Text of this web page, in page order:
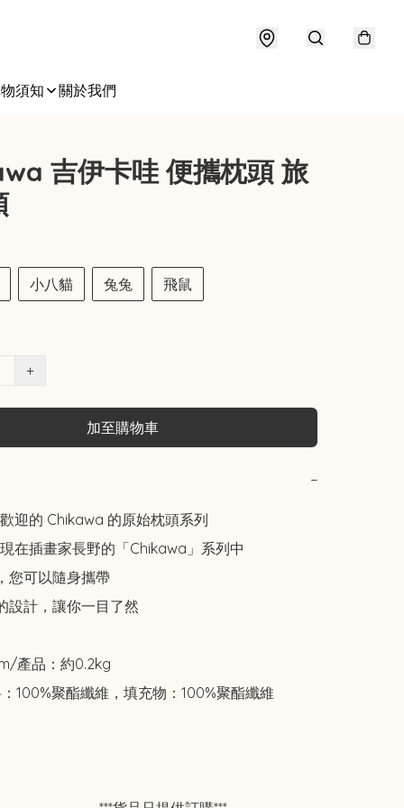
須知 關於我們
吉伊卡哇 便攜枕頭 旅
小八貓 兔兔 飛鼠
+
加至購物車
−
迎的 Chikawa 的原始枕頭系列
在插畫家長野的「Chikawa」系列中
您可以隨身攜帶
設計，讓你一目了然
產品：約0.2kg
100%聚酯纖維，填充物：100%聚酯纖維